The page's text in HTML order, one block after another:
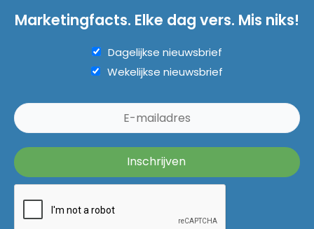
Marketingfacts. Elke dag vers. Mis niks!
Dagelijkse nieuwsbrief
Wekelijkse nieuwsbrief